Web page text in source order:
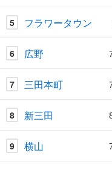
5 フラワータウン
6 広野
7 三田本町
8 新三田
9 横山